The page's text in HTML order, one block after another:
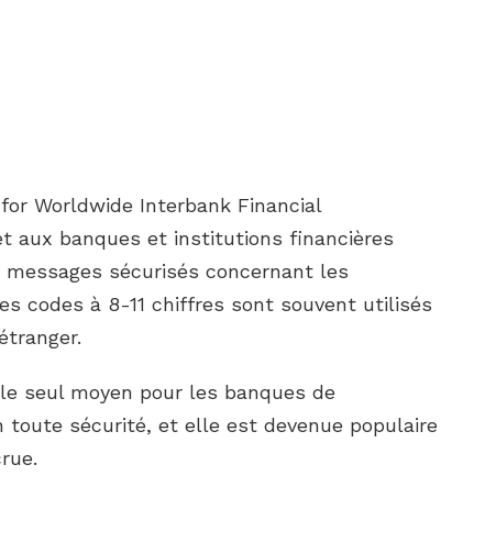
Worldwide Interbank Financial
aux banques et institutions financières
messages sécurisés concernant les
codes à 8-11 chiffres sont souvent utilisés
seul moyen pour les banques de
toute sécurité, et elle est devenue populaire